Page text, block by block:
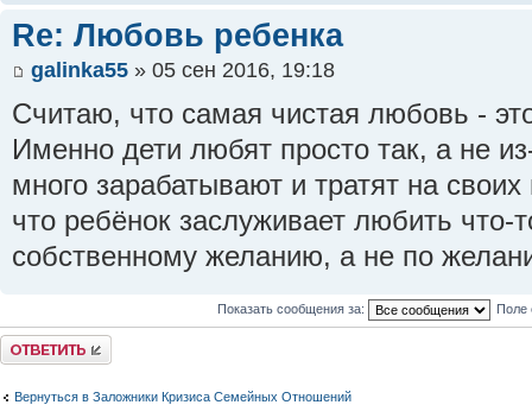
Re: Любовь ребенка
galinka55 » 05 сен 2016, 19:18
Считаю, что самая чистая любовь -
Именно дети любят просто так, а не
много зарабатывают и тратят на
что ребёнок заслуживает любить что-
собственному желанию, а не по
Показать сообщения за: Поле
Ответить
Вернуться в Заложники Кризиса Семейных Отношений